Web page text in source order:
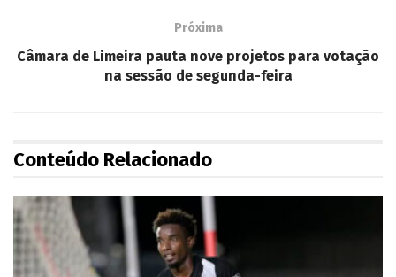
Próxima
Câmara de Limeira pauta nove projetos para votação
na sessão de segunda-feira
Conteúdo Relacionado